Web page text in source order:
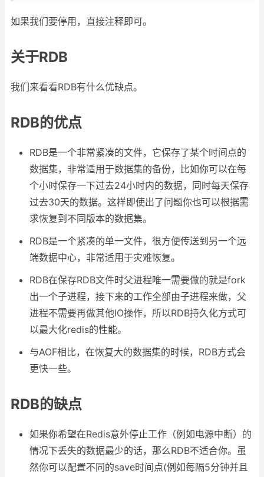
如果我们要停用，直接注释即可。
关于RDB
我们来看看RDB有什么优缺点。
RDB的优点
RDB是一个非常紧凑的文件，它保存了某个时间点的
数据集，非常适用于数据集的备份，比如你可以在每
个小时保存一下过去24小时内的数据，同时每天保存
过去30天的数据。这样即使出了问题你也可以根据需
求恢复到不同版本的数据集。
RDB是一个紧凑的单一文件，很方便传送到另一个远
端数据中心，非常适用于灾难恢复。
RDB在保存RDB文件时父进程唯一需要做的就是fork
出一个子进程，接下来的工作全部由子进程来做，父
进程不需要再做其他IO操作，所以RDB持久化方式可
以最大化redis的性能。
与AOF相比，在恢复大的数据集的时候，RDB方式会
更快一些。
RDB的缺点
如果你希望在Redis意外停止工作（例如电源中断）的
情况下丢失的数据最少的话，那么RDB不适合你。虽
然你可以配置不同的save时间点(例如每隔5分钟并且